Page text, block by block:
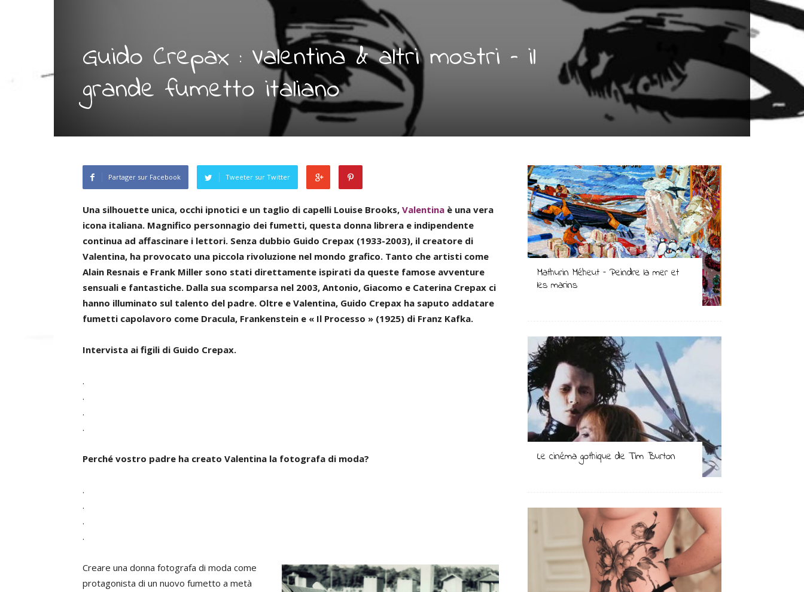
Guido Crepax : Valentina & altri mostri – il
grande fumetto italiano
Partager sur Facebook Tweeter sur Twitter
Una silhouette unica, occhi ipnotici e un taglio di capelli Louise Brooks, Valentina è una vera
icona italiana. Magnifico personnagio dei fumetti, questa donna librera e indipendente
continua ad affascinare i lettori. Senza dubbio Guido Crepax (1933-2003), il creatore di
Valentina, ha provocato una piccola rivoluzione nel mondo grafico. Tanto che artisti come
Alain Resnais e Frank Miller sono stati direttamente ispirati da queste famose avventure
sensuali e fantastiche. Dalla sua scomparsa nel 2003, Antonio, Giacomo e Caterina Crepax ci
hanno illuminato sul talento del padre. Oltre e Valentina, Guido Crepax ha saputo addatare
fumetti capolavoro come Dracula, Frankenstein e « Il Processo » (1925) di Franz Kafka.
Intervista ai figili di Guido Crepax.
.
.
.
.
Perché vostro padre ha creato Valentina la fotografa di moda?
.
.
.
.
Creare una donna fotografa di moda come
protagonista di un nuovo fumetto a metà
Mathurin Méheut – Peindre la mer et
les marins
Le cinéma gothique de Tim Burton